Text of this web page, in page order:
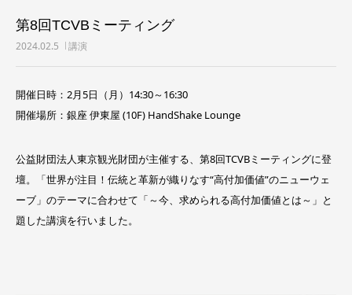
第8回TCVBミーティング
2024.02.5 講演
開催日時：2月5日（月）14:30～16:30
開催場所：銀座 伊東屋 (10F) HandShake Lounge
公益財団法人東京観光財団が主催する、第8回TCVBミーティングに登
壇。「世界が注目！伝統と革新が織りなす“高付加価値”のニューウェ
ーブ」のテーマに合わせて「～今、求められる高付加価値とは～」と
題した講演を行いました。